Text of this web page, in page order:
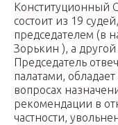
Конституционный
состоит из 19
председателем (в
Зорькин ), а
Председатель
палатами,
вопросах
рекомендации в
частности,